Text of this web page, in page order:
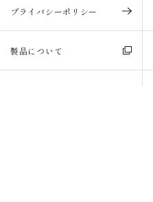
プライバシーポリシー
製品について